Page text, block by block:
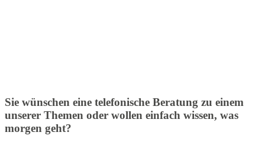
Sie wünschen eine telefonische Beratung zu einem
unserer Themen oder wollen einfach wissen, was
morgen geht?